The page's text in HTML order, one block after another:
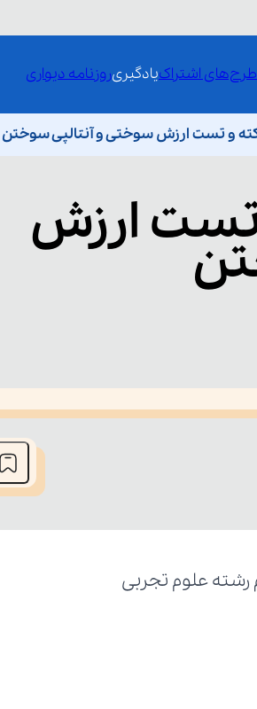
طرح‌های اشتراکیادگیریروزنامه دیواری
و تست ارزش سوختی و آنتالپی سوختن
تست ارزش
علوم تجربی